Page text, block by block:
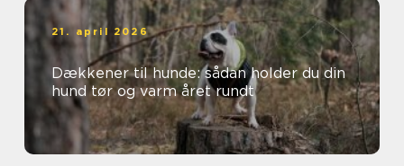
21. april 2026
Dækkener til hunde: sådan holder du din
hund tør og varm året rundt